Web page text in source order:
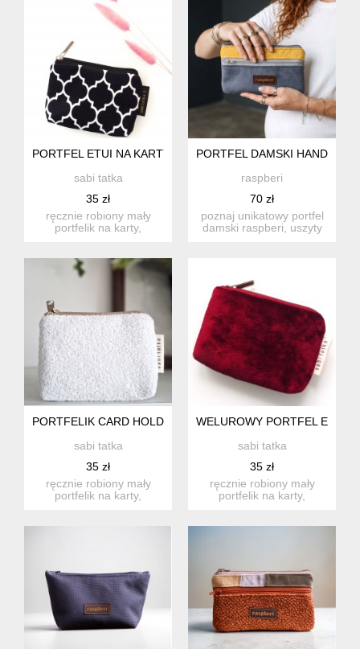
PORTFEL ETUI NA KARTY MOROCCO BLACK
sabi tatka
35 zł
ręcznie robiony mały
portfelik na karty,
PORTFEL DAMSKI
raspberi
70 zł
poznaj unikatowy portfel
damski raspberi, uszyty
PORTFELIK CARD HOLDER FROTTE BIAŁY
sabi tatka
35 zł
ręcznie robiony mały
portfelik na karty,
WELUROWY PORTFEL ETUI
sabi tatka
35 zł
ręcznie robiony mały
portfelik na karty,